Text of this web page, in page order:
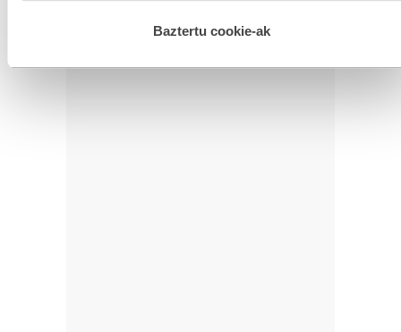
esplizitua ematen diguzu.Gehiago irakurri
Baztertu cookie-ak